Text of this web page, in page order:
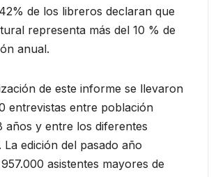
de los libreros declaran que
representa más del 10 % de
anual.
de este informe se llevaron
entrevistas entre población
años y entre los diferentes
La edición del pasado año
asistentes mayores de